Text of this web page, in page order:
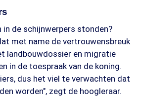
in de schijnwerpers stonden?
met name de vertrouwensbreuk
landbouwdossier en migratie
in de toespraak van de koning.
dus het viel te verwachten dat
worden", zegt de hoogleraar.